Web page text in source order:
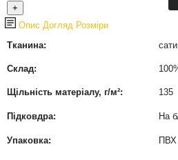
Опис Догляд Розміри
Тканина:
Склад:
Щільність матеріалу, г/м²: 135
Підковдра: На
Упаковка: ПВХ